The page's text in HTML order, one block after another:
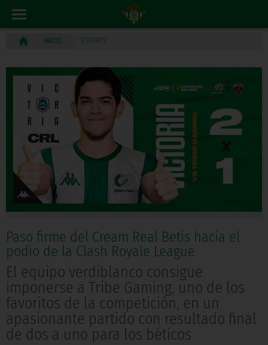
INICIO ESPORTS
Paso firme del Cream Real Betis hacia el
podio de la Clash Royale League
El equipo verdiblanco consigue
imponerse a Tribe Gaming, uno de los
favoritos de la competición, en un
apasionante partido con resultado final
de dos a uno para los béticos